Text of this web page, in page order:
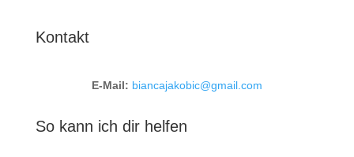
Kontakt
E-Mail: biancajakobic@gmail.com
So kann ich dir helfen